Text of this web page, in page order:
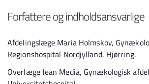
Forfattere og indholdsansvarlige
Afdelingslæge Maria Holmskov,
Regionshospital Nordjylland, Hjørring.
Overlæge Jean Media, Gynækologisk